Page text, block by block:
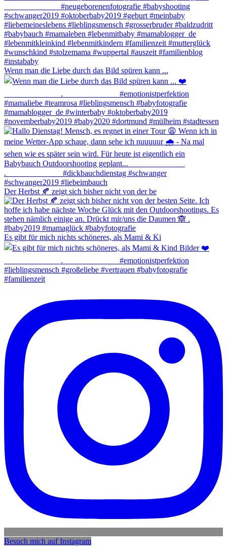
Wenn man die Liebe durch das Bild spüren kann ...
Der Herbst 🍂 zeigt sich bisher nicht von der be
Es gibt für mich nichts schöneres, als Mami & Ki
Besuch mich auf Instagram